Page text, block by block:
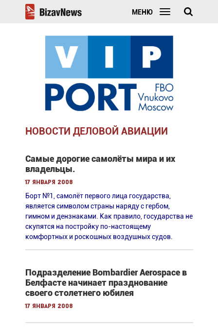
МЕНЮ
НОВОСТИ ДЕЛОВОЙ АВИАЦИИ
Самые дорогие самолёты мира и их
владельцы.
17 января 2008
Борт №1, самолёт первого лица государства,
является символом страны наряду с гербом,
гимном и дензнаками. Как правило, государства не
скупятся на постройку по-настоящему
комфортных и роскошных воздушных судов.
Подразделение Bombardier Aerospace в
Белфасте начинает празднование
своего столетнего юбилея
17 января 2008